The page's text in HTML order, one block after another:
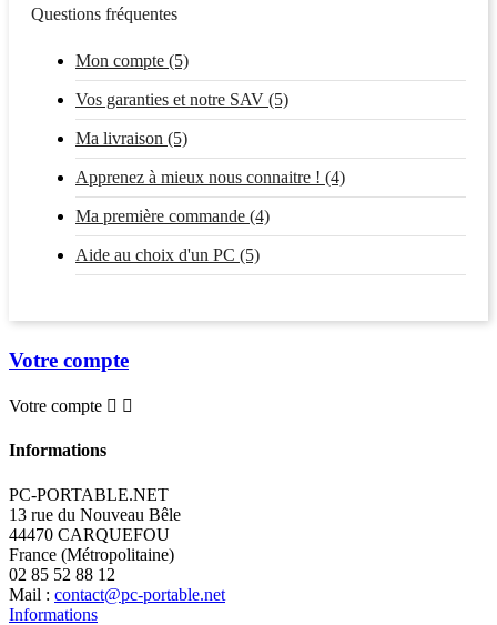
Questions fréquentes
Mon compte (5)
Vos garanties et notre SAV (5)
Ma livraison (5)
Apprenez à mieux nous connaitre ! (4)
Ma première commande (4)
Aide au choix d'un PC (5)
Votre compte
Votre compte  
Informations
PC-PORTABLE.NET
13 rue du Nouveau Bêle
44470 CARQUEFOU
France (Métropolitaine)
02 85 52 88 12
Mail : contact@pc-portable.net
Informations